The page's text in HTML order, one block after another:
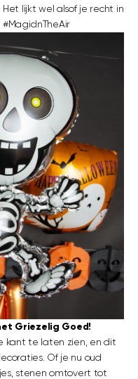
lijkt wel alsof je recht in
Griezelig Goed!
kant te laten zien, en dit
Of je nu oud
stenen omtovert tot